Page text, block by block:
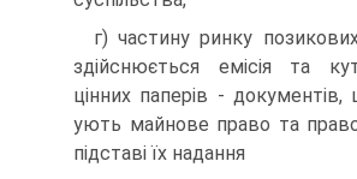
г) частину ринку
здійснюється емісія та
цінних паперів -
ують майнове право та
підставі їх надання